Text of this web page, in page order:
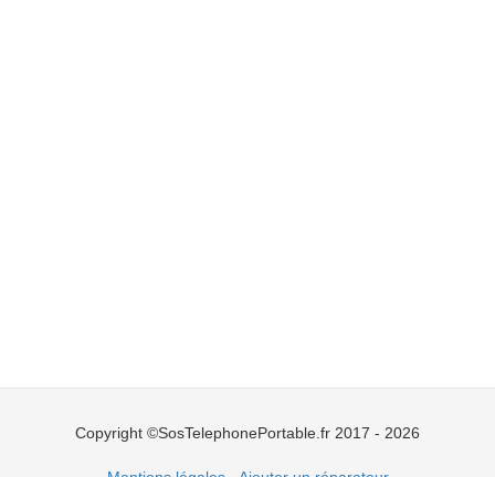
Copyright ©SosTelephonePortable.fr 2017 - 2026